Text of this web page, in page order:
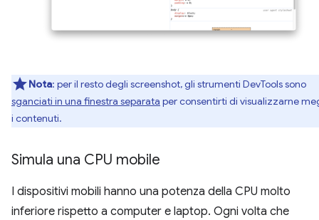
Nota: per il resto degli screenshot, gli strumenti DevTools sono
sganciati in una finestra separata per consentirti di visualizzarne
i contenuti.
Simula una CPU mobile
I dispositivi mobili hanno una potenza della CPU molto
inferiore rispetto a computer e laptop. Ogni volta che